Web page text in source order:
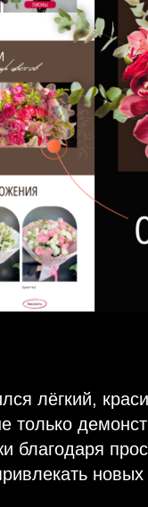
лёгкий,
только
благодаря